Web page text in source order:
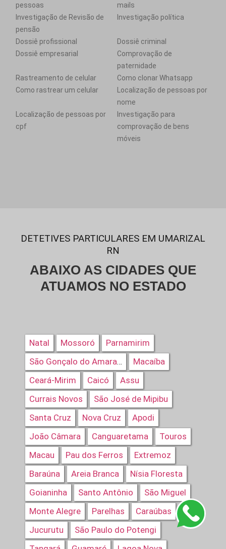
pessoas
mails
Investigação de Revisão de
pensão
Investigação política
Dossiê profissional
Dossiê criminal
Dossiê empresarial
Comprovação de
paternidade
Rastreamento de celular
Como clonar Whatsapp
Como rastrear um celular
Localização de pessoas por
nome
Localização de pessoas por
cpf
Investigação para
comprovação de bens
móveis
DETETIVES PARTICULARES EM UMARIZAL
RN
ABAIXO AS CIDADES QUE
ATUAMOS NO ESTADO
Natal Mossoró Parnamirim
São Gonçalo do Amarante
Macaíba
Ceará-Mirim
Caicó
Assu
Currais Novos
São José de Mipibu
Santa Cruz
Nova Cruz
Apodi
João Câmara
Canguaretama
Touros
Macau
Pau dos Ferros
Extremoz
Baraúna
Areia Branca
Nísia Floresta
Goianinha
Santo Antônio
São Miguel
Monte Alegre
Parelhas
Caraúbas
Jucurutu
São Paulo do Potengi